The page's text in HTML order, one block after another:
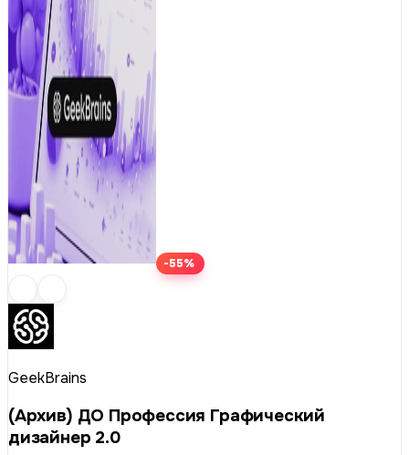
-55%
GeekBrains
(Архив) ДО Профессия Графический
дизайнер 2.0